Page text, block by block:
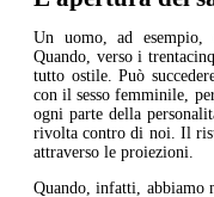
Un uomo, ad
Quando, verso i
tutto ostile. Può
con il sesso femminile,
ogni parte della
rivolta contro di noi. Il
attraverso le proiezioni.
Quando, infatti, abbiamo